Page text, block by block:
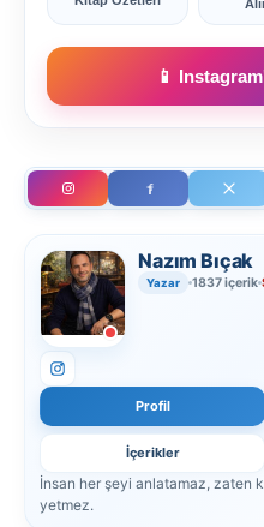
📱
Nazım Bıçak
Yazar 1837 içerik
Profil
İçerikler
İnsan her şeyi anlatamaz, zaten
yetmez.